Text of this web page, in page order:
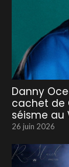
Danny
cachet de
séisme au
26 juin 2026